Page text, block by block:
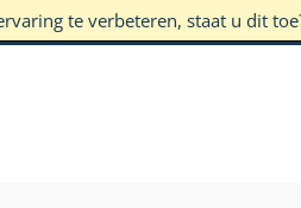
te verbeteren, staat u dit